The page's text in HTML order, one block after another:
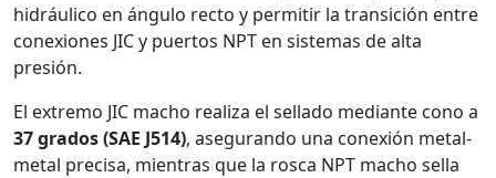
hidráulico en ángulo recto y permitir la transición entre
conexiones JIC y puertos NPT en sistemas de alta
presión.
El extremo JIC macho realiza el sellado mediante cono a
37 grados (SAE J514), asegurando una conexión metal-
metal precisa, mientras que la rosca NPT macho sella